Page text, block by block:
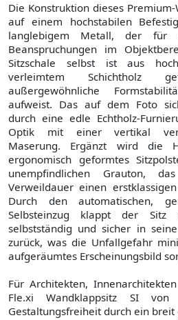
Die Konstruktion dieses
auf einem hochstabilen
langlebigem Metall, der für
Beanspruchungen im
Sitzschale selbst ist aus
verleimtem Schichtholz
außergewöhnliche
aufweist. Das auf dem Foto
durch eine edle Echtholz-
Optik mit einer vertikal
Maserung. Ergänzt wird die
ergonomisch geformtes
unempfindlichen Grauton,
Verweildauer einen
Durch den automatischen,
Selbsteinzug klappt der Sitz
selbstständig und sicher in
zurück, was die Unfallgefahr
aufgeräumtes Erscheinungsbild
Für Architekten,
Fle.xi Wandklappsitz SI von
Gestaltungsfreiheit durch ein